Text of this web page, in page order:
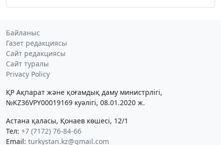
Байланыс
Газет редакциясы
Сайт редакциясы
Сайт туралы
Privacy Policy
ҚР Ақпарат және қоғамдық даму министрлігі,
№KZ36VPY00019169 куәлігі, 08.01.2020 ж.
Астана қаласы, Қонаев көшесі, 12/1
Тел: +7 (7172) 76-84-66
Email: turkystan.kz@gmail.com